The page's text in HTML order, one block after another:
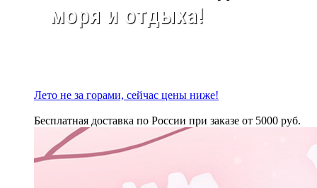
моря и отдыха!
Лето не за горами, сейчас цены ниже!
Бесплатная доставка по России при заказе от 5000 руб.